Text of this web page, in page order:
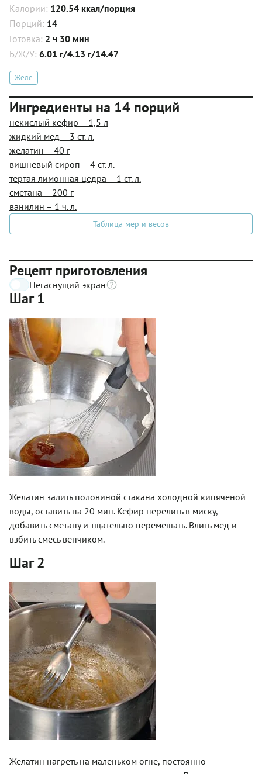
Калории: 120.54 ккал/порция
Порций: 14
Готовка: 2 ч 30 мин
Б/Ж/У: 6.01 г/4.13 г/14.47
Желе
Ингредиенты на 14 порций
некислый кефир – 1,5 л
жидкий мед – 3 ст. л.
желатин – 40 г
вишневый сироп – 4 ст. л.
тертая лимонная цедра – 1 ст. л.
сметана – 200 г
ванилин – 1 ч. л.
Таблица мер и весов
Рецепт приготовления
Негаснущий экран
Шаг 1
Желатин залить половиной стакана холодной кипяченой
воды, оставить на 20 мин. Кефир перелить в миску,
добавить сметану и тщательно перемешать. Влить мед и
взбить смесь венчиком.
Шаг 2
Желатин нагреть на маленьком огне, постоянно